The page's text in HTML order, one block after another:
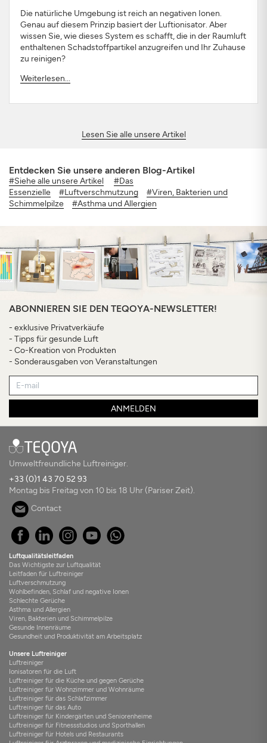
Die natürliche Umgebung ist reich an negativen Ionen.
Genau auf diesem Prinzip basiert der Luftionisator. Aber
wissen Sie, wie dieses System es schafft, die in der Raumluft
enthaltenen Schadstoffpartikel anzugreifen und Ihr Zuhause
zu reinigen?
Weiterlesen...
Lesen Sie alle unsere Artikel
Entdecken Sie unsere anderen Blog-Artikel
#Siehe alle unsere Artikel
#Das
Essenzielle
#Luftverschmutzung
#Viren, Bakterien und
Schimmelpilze
#Asthma und Allergien
ABONNIEREN SIE DEN TEQOYA-NEWSLETTER!
- exklusive Privatverkäufe
- Tipps für gesunde Luft
- Co-Kreation von Produkten
- Sonderausgaben von Veranstaltungen
ANMELDEN
Umweltfreundliche Luftreiniger.
+33 (0)1 43 70 52 93
Montag bis Freitag von 10 bis 18 Uhr (Pariser Zeit).
Contact
Luftqualitätsleitfaden
Das Wichtigste zur Luftqualität
Leitfaden für Luftreiniger
Luftverschmutzung
Wohlbefinden, Schlaf und negative Ionen
Schlechte Gerüche
Asthma und Allergien
Viren, Bakterien und Schimmelpilze
Gesunde Innenräume
Gesundheit und Produktivität am Arbeitsplatz
Unsere Luftreiniger
Luftreiniger
Ionisatoren für die Luft
Luftreiniger für die Küche und gegen Gerüche
Luftreiniger für Wohnzimmer und Wohnräume
Luftreiniger für das Schlafzimmer
Luftreiniger für das Auto
Luftreiniger für Kindergärten und Seniorenheime
Luftreiniger für Fitnessstudios und Sporthallen
Luftreiniger für Hotels und Restaurants